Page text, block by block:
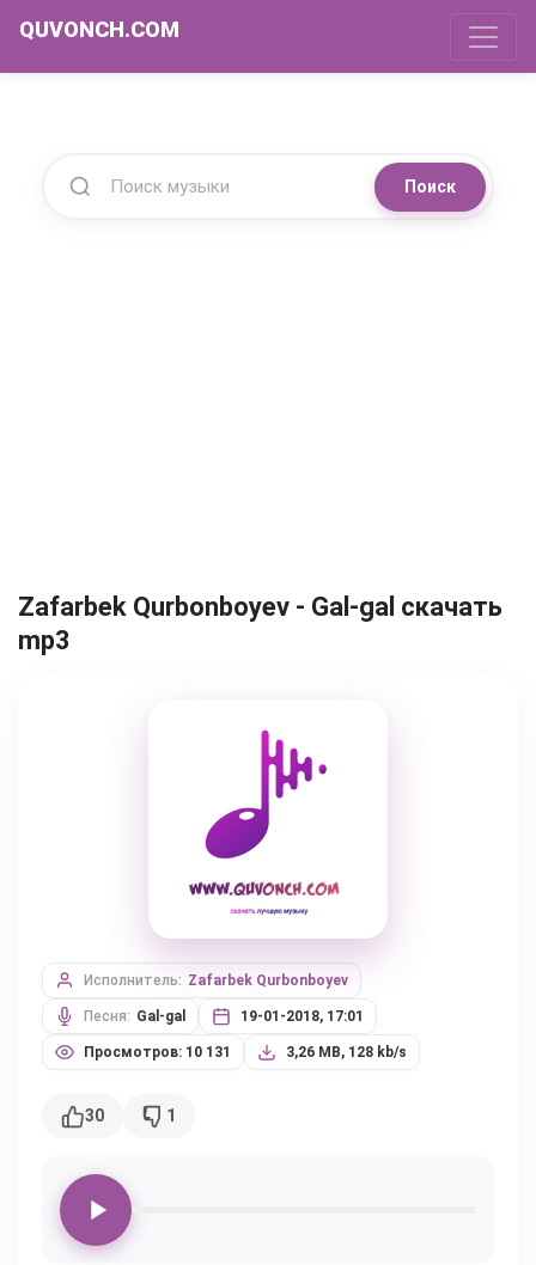
QUVONCH.COM
Поиск
Zafarbek Qurbonboyev - Gal-gal скачать
mp3
Исполнитель: Zafarbek Qurbonboyev
Песня: Gal-gal 19-01-2018, 17:01
Просмотров: 10 131 3,26 MB, 128 kb/s
30 1